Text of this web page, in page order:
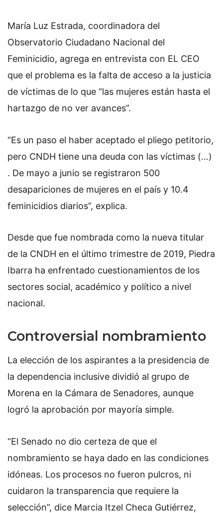
María Luz Estrada, coordinadora del
Observatorio Ciudadano Nacional del
Feminicidio, agrega en entrevista con EL CEO
que el problema es la falta de acceso a la justicia
de víctimas de lo que “las mujeres están hasta el
hartazgo de no ver avances”.
“Es un paso el haber aceptado el pliego petitorio,
pero CNDH tiene una deuda con las víctimas (…)
. De mayo a junio se registraron 500
desapariciones de mujeres en el país y 10.4
feminicidios diarios”, explica.
Desde que fue nombrada como la nueva titular
de la CNDH en el último trimestre de 2019, Piedra
Ibarra ha enfrentado cuestionamientos de los
sectores social, académico y político a nivel
nacional.
Controversial nombramiento
La elección de los aspirantes a la presidencia de
la dependencia inclusive dividió al grupo de
Morena en la Cámara de Senadores, aunque
logró la aprobación por mayoría simple.
“El Senado no dio certeza de que el
nombramiento se haya dado en las condiciones
idóneas. Los procesos no fueron pulcros, ni
cuidaron la transparencia que requiere la
selección”, dice Marcia Itzel Checa Gutiérrez,